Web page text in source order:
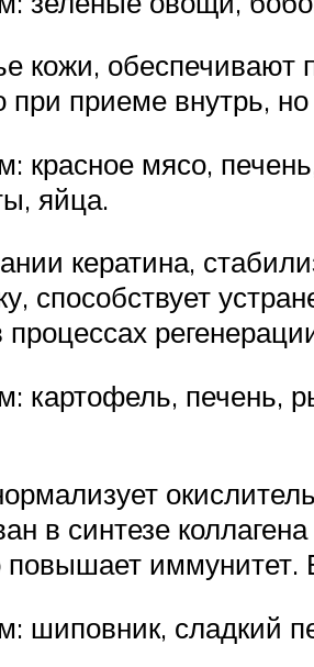
кожи,
приеме внутрь,
мясо,
яйца.
кератина,
картофель, печень,
в синтезе
иммунитет.
шиповник, сладкий